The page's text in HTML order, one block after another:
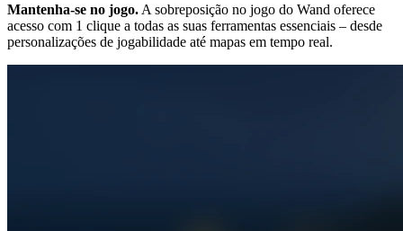
Mantenha-se no jogo. A sobreposição no jogo do Wand oferece
acesso com 1 clique a todas as suas ferramentas essenciais – desde
personalizações de jogabilidade até mapas em tempo real.